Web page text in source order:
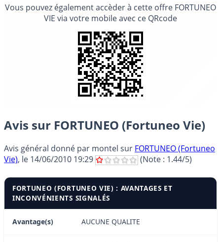
Vous pouvez également accèder à cette offre FORTUNEO
VIE via votre mobile avec ce QRcode
Avis sur FORTUNEO (Fortuneo Vie)
Avis général donné par montel sur FORTUNEO (Fortuneo
Vie), le 14/06/2010 19:29 (Note : 1.44/5)
FORTUNEO (FORTUNEO VIE) : AVANTAGES ET
INCONVÉNIENTS SIGNALÉS
Avantage(s) AUCUNE QUALITE